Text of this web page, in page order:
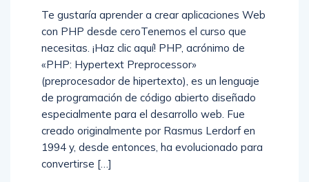
Te gustaría aprender a crear aplicaciones Web
con PHP desde ceroTenemos el curso que
necesitas. ¡Haz clic aquí! PHP, acrónimo de
«PHP: Hypertext Preprocessor»
(preprocesador de hipertexto), es un lenguaje
de programación de código abierto diseñado
especialmente para el desarrollo web. Fue
creado originalmente por Rasmus Lerdorf en
1994 y, desde entonces, ha evolucionado para
convertirse […]